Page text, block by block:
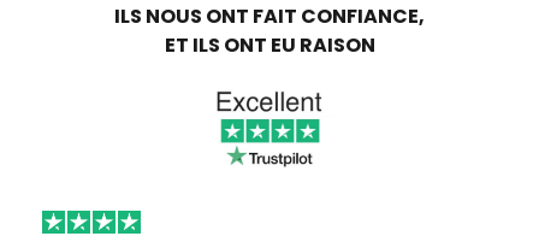
ILS NOUS ONT FAIT CONFIANCE,
ET ILS ONT EU RAISON